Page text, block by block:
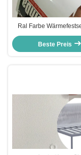
Ral Farbe
Epoxy-
HochglanzBeste Preis